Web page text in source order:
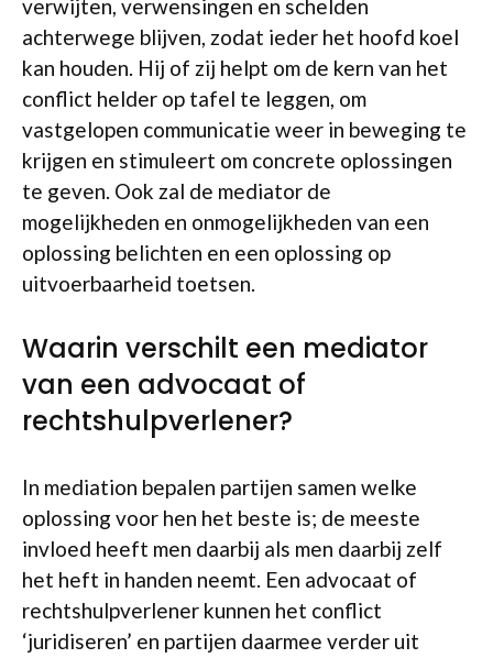
verwijten, verwensingen en schelden
achterwege blijven, zodat ieder het hoofd koel
kan houden. Hij of zij helpt om de kern van het
conflict helder op tafel te leggen, om
vastgelopen communicatie weer in beweging te
krijgen en stimuleert om concrete oplossingen
te geven. Ook zal de mediator de
mogelijkheden en onmogelijkheden van een
oplossing belichten en een oplossing op
uitvoerbaarheid toetsen.
Waarin verschilt een mediator
van een advocaat of
rechtshulpverlener?
In mediation bepalen partijen samen welke
oplossing voor hen het beste is; de meeste
invloed heeft men daarbij als men daarbij zelf
het heft in handen neemt. Een advocaat of
rechtshulpverlener kunnen het conflict
‘juridiseren’ en partijen daarmee verder uit